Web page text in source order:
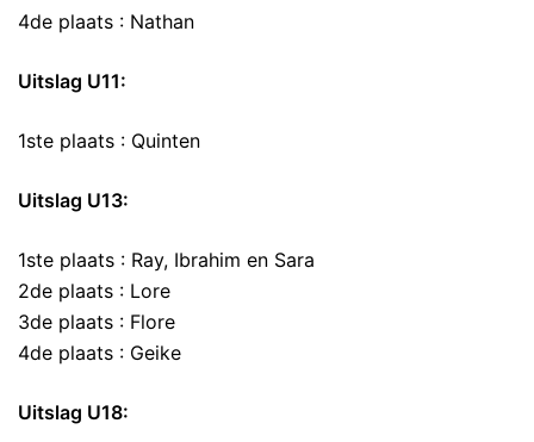
4de plaats : Nathan
Uitslag U11:
1ste plaats : Quinten
Uitslag U13:
1ste plaats : Ray, Ibrahim en Sara
2de plaats : Lore
3de plaats : Flore
4de plaats : Geike
Uitslag U18: